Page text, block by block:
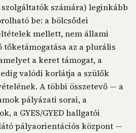
számára) leginkább
be: a bölcsődei
mellett, nem állami
az a plurális
a keret támogat, a
valódi korlátja a szülők
A többi összetevő — a
pályázati sorai, a
a GYES/GYED hallgatói
pályaorientációs központ —